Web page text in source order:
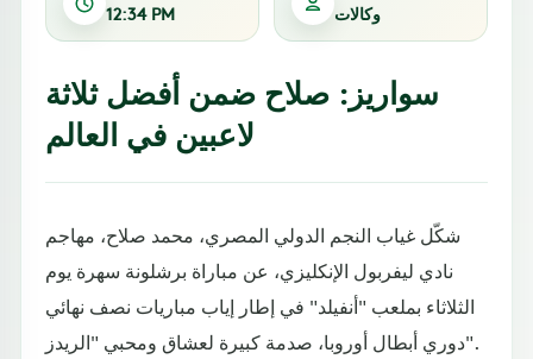
12:34 PM وكالات
سواريز: صلاح ضمن أفضل ثلاثة
لاعبين في العالم
شكّل غياب النجم الدولي المصري، محمد صلاح، مهاجم
نادي ليفربول الإنكليزي، عن مباراة برشلونة سهرة يوم
الثلاثاء بملعب "أنفيلد" في إطار إياب مباريات نصف نهائي
دوري أبطال أوروبا، صدمة كبيرة لعشاق ومحبي "الريدز".